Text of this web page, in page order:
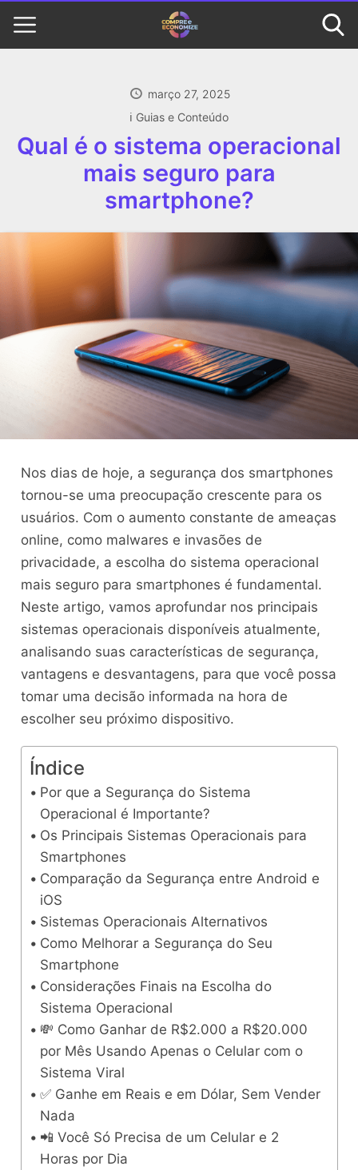
março 27, 2025
ℹ️ Guias e Conteúdo
Qual é o sistema operacional
mais seguro para
smartphone?
Nos dias de hoje, a segurança dos smartphones
tornou-se uma preocupação crescente para os
usuários. Com o aumento constante de ameaças
online, como malwares e invasões de
privacidade, a escolha do sistema operacional
mais seguro para smartphones é fundamental.
Neste artigo, vamos aprofundar nos principais
sistemas operacionais disponíveis atualmente,
analisando suas características de segurança,
vantagens e desvantagens, para que você possa
tomar uma decisão informada na hora de
escolher seu próximo dispositivo.
Índice
Por que a Segurança do Sistema
Operacional é Importante?
Os Principais Sistemas Operacionais para
Smartphones
Comparação da Segurança entre Android e
iOS
Sistemas Operacionais Alternativos
Como Melhorar a Segurança do Seu
Smartphone
Considerações Finais na Escolha do
Sistema Operacional
💸 Como Ganhar de R$2.000 a R$20.000
por Mês Usando Apenas o Celular com o
Sistema Viral
✅ Ganhe em Reais e em Dólar, Sem Vender
Nada
📲 Você Só Precisa de um Celular e 2
Horas por Dia